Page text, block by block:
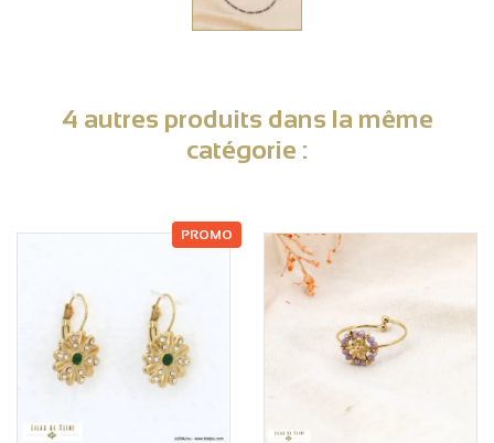
4 autres produits dans la même
catégorie :
PROMO